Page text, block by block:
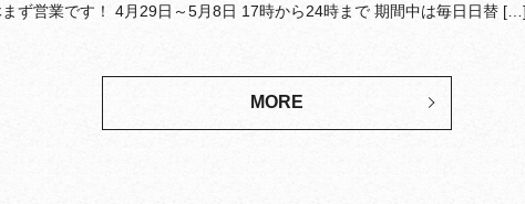
ず営業です！ 4月29日～5月8日 17時から24時まで 期間中は毎日日替
MORE